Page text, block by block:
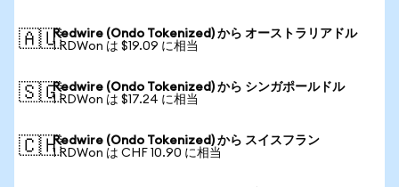
🇦🇺Redwire (Ondo Tokenized) から オーストラリアドル
1 RDWon は $19.09 に相当
🇸🇬Redwire (Ondo Tokenized) から シンガポールドル
1 RDWon は $17.24 に相当
🇨🇭Redwire (Ondo Tokenized) から スイスフラン
1 RDWon は CHF 10.90 に相当